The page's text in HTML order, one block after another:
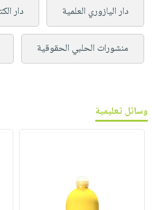
دار اليازوري العلمية دار
منشورات الحلبي الحقوقية
وسائل تعليمية